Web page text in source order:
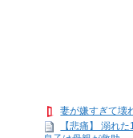
妻が嫌すぎて壊
【悲痛】 溺れ